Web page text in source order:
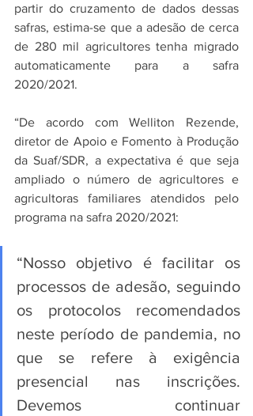
partir do cruzamento de dados dessas
safras, estima-se que a adesão de cerca
de 280 mil agricultores tenha migrado
automaticamente para a safra
2020/2021.
“De acordo com Welliton Rezende,
diretor de Apoio e Fomento à Produção
da Suaf/SDR, a expectativa é que seja
ampliado o número de agricultores e
agricultoras familiares atendidos pelo
programa na safra 2020/2021:
“Nosso objetivo é facilitar os
processos de adesão, seguindo
os protocolos recomendados
neste período de pandemia, no
que se refere à exigência
presencial nas inscrições.
Devemos continuar